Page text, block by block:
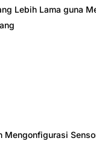
Lebih Lama guna